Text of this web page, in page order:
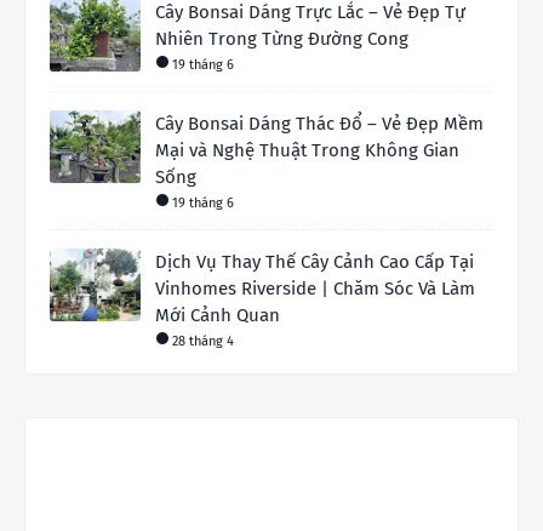
Cây Bonsai Dáng Trực Lắc – Vẻ Đẹp Tự
Nhiên Trong Từng Đường Cong
19 tháng 6
Cây Bonsai Dáng Thác Đổ – Vẻ Đẹp Mềm
Mại và Nghệ Thuật Trong Không Gian
Sống
19 tháng 6
Dịch Vụ Thay Thế Cây Cảnh Cao Cấp Tại
Vinhomes Riverside | Chăm Sóc Và Làm
Mới Cảnh Quan
28 tháng 4